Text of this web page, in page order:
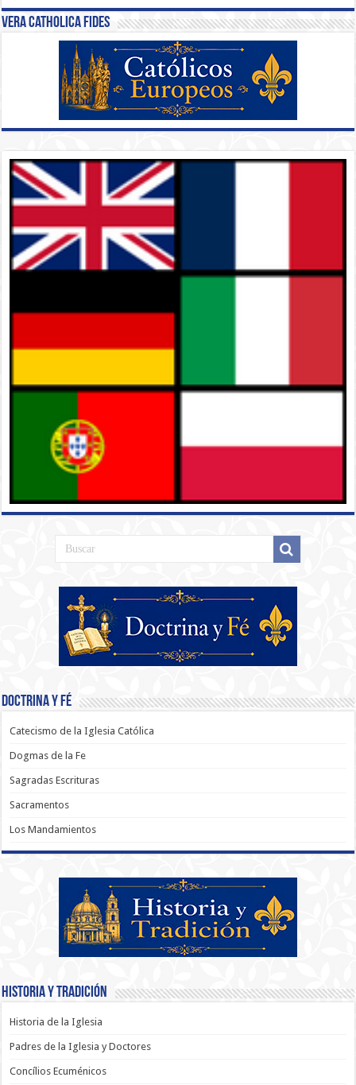
Vera Catholica Fides
Doctrina y Fé
Catecismo de la Iglesia Católica
Dogmas de la Fe
Sagradas Escrituras
Sacramentos
Los Mandamientos
Historia y Tradición
Historia de la Iglesia
Padres de la Iglesia y Doctores
Concílios Ecuménicos